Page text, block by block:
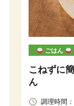
ごはん
こねずに
ん
調理時間：